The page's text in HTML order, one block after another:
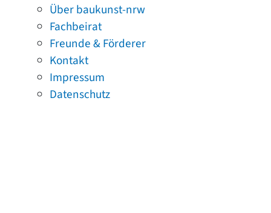
Über baukunst-nrw
Fachbeirat
Freunde & Förderer
Kontakt
Impressum
Datenschutz